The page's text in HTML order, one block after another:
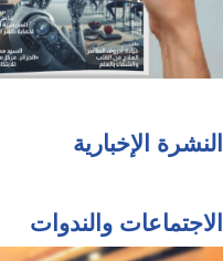
النشرة الإخبارية
الاجتماعات والندوات